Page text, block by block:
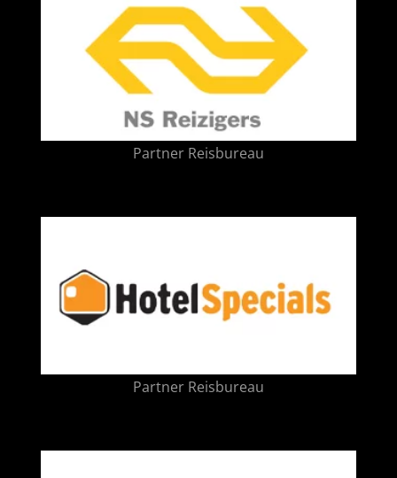
Partner Reisbureau
Partner Reisbureau